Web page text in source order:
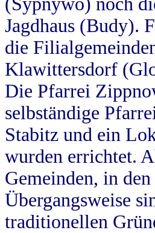
Jagdhaus (Budy).
die
Klawittersdorf
Die Pfarrei
selbständige
Stabitz und ein
wurden errichtet.
Gemeinden, in
Übergangsweise
traditionellen